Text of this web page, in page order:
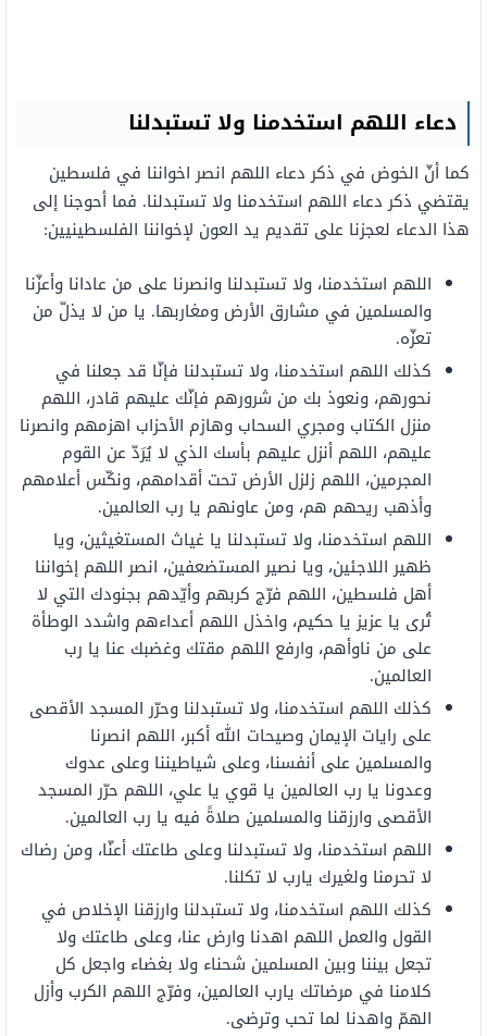
دعاء اللهم استخدمنا ولا تستبدلنا
كما أنّ الخوض في ذكر دعاء اللهم انصر اخواننا في فلسطين
يقتضي ذكر دعاء اللهم استخدمنا ولا تستبدلنا. فما أحوجنا إلى
هذا الدعاء لعجزنا على تقديم يد العون لإخواننا الفلسطينيين:
اللهم استخدمنا، ولا تستبدلنا وانصرنا على من عادانا وأعزّنا
والمسلمين في مشارق الأرض ومغاربها. يا من لا يذلّ من
تعزّه.
كذلك اللهم استخدمنا، ولا تستبدلنا فإنّا قد جعلنا في
نحورهم، ونعوذ بك من شرورهم فإنّك عليهم قادر، اللهم
منزل الكتاب ومجري السحاب وهازم الأحزاب اهزمهم وانصرنا
عليهم، اللهم أنزل عليهم بأسك الذي لا يُرَدّ عن القوم
المجرمين، اللهم زلزل الأرض تحت أقدامهم، ونكّس أعلامهم
وأذهب ريحهم هم، ومن عاونهم يا رب العالمين.
اللهم استخدمنا، ولا تستبدلنا يا غياث المستغيثين، ويا
ظهير اللاجئين، ويا نصير المستضعفين، انصر اللهم إخواننا
أهل فلسطين، اللهم فرّج كربهم وأيّدهم بجنودك التي لا
تُرى يا عزيز يا حكيم، واخذل اللهم أعداءهم واشدد الوطأة
على من ناوأهم، وارفع اللهم مقتك وغضبك عنا يا رب
العالمين.
كذلك اللهم استخدمنا، ولا تستبدلنا وحرّر المسجد الأقصى
على رايات الإيمان وصيحات الله أكبر، اللهم انصرنا
والمسلمين على أنفسنا، وعلى شياطيننا وعلى عدوك
وعدونا يا رب العالمين يا قوي يا علي، اللهم حرّر المسجد
الأقصى وارزقنا والمسلمين صلاةً فيه يا رب العالمين.
اللهم استخدمنا، ولا تستبدلنا وعلى طاعتك أعنّا، ومن رضاك
لا تحرمنا ولغيرك يارب لا تكلنا.
كذلك اللهم استخدمنا، ولا تستبدلنا وارزقنا الإخلاص في
القول والعمل اللهم اهدنا وارض عنا، وعلى طاعتك ولا
تجعل بيننا وبين المسلمين شحناء ولا بغضاء واجعل كل
كلامنا في مرضاتك يارب العالمين، وفرّج اللهم الكرب وأزل
الهمّ واهدنا لما تحب وترضى.